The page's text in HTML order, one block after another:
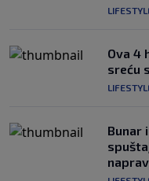
Ova 4
sreću
Bunar